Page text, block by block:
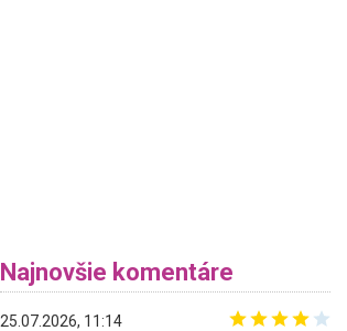
Najnovšie komentáre
25.07.2026, 11:14